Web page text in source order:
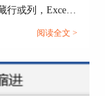
行或列，Excel
法，希望帮大
阅读全文 >